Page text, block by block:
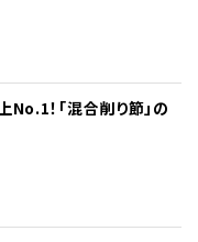
！「混合削り節」の